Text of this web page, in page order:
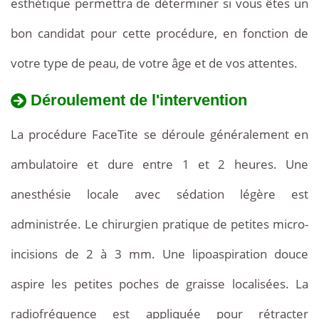
esthétique permettra de déterminer si vous êtes un
bon candidat pour cette procédure, en fonction de
votre type de peau, de votre âge et de vos attentes.
Déroulement de l'intervention
La procédure FaceTite se déroule généralement en
ambulatoire et dure entre 1 et 2 heures. Une
anesthésie locale avec sédation légère est
administrée. Le chirurgien pratique de petites micro-
incisions de 2 à 3 mm. Une lipoaspiration douce
aspire les petites poches de graisse localisées. La
radiofréquence est appliquée pour rétracter